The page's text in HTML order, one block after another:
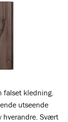
falset kledning.
utseende
hverandre. Svært